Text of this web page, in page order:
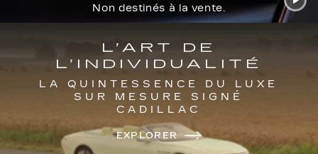
Non destinés à la vente.
L’ART DE
L’INDIVIDUALITÉ
LA QUINTESSENCE DU LUXE
SUR MESURE SIGNÉ
CADILLAC
EXPLORER